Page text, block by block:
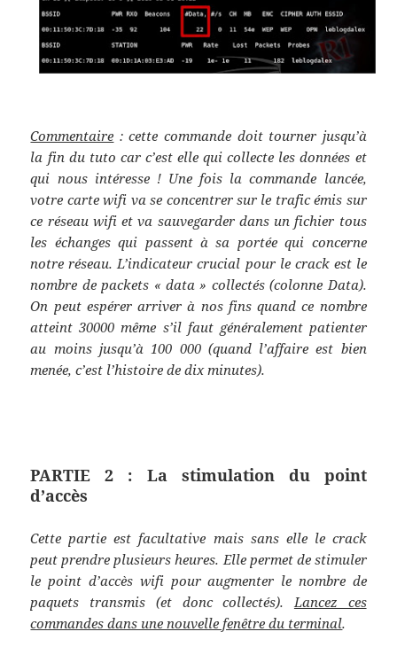
Commentaire : cette commande doit tourner jusqu’à
la fin du tuto car c’est elle qui collecte les données et
qui nous intéresse ! Une fois la commande lancée,
votre carte wifi va se concentrer sur le trafic émis sur
ce réseau wifi et va sauvegarder dans un fichier tous
les échanges qui passent à sa portée qui concerne
notre réseau. L’indicateur crucial pour le crack est le
nombre de packets « data » collectés (colonne Data).
On peut espérer arriver à nos fins quand ce nombre
atteint 30000 même s’il faut généralement patienter
au moins jusqu’à 100 000 (quand l’affaire est bien
menée, c’est l’histoire de dix minutes).
PARTIE 2 : La stimulation du point
d’accès
Cette partie est facultative mais sans elle le crack
peut prendre plusieurs heures. Elle permet de stimuler
le point d’accès wifi pour augmenter le nombre de
paquets transmis (et donc collectés). Lancez ces
commandes dans une nouvelle fenêtre du terminal.